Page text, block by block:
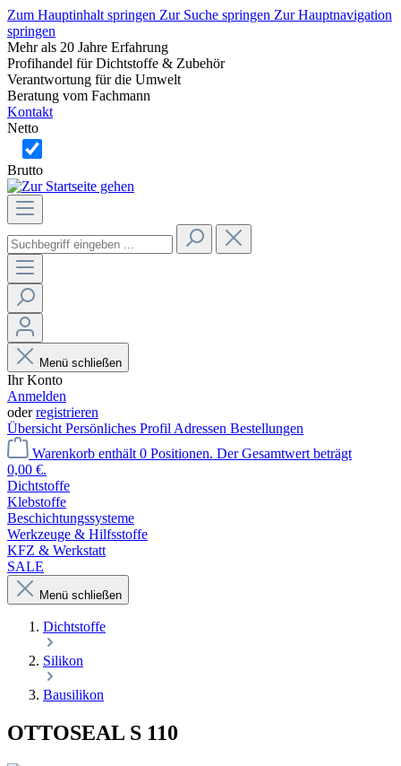
Zum Hauptinhalt springen Zur Suche springen Zur Hauptnavigation
springen
Mehr als 20 Jahre Erfahrung
Profihandel für Dichtstoffe & Zubehör
Verantwortung für die Umwelt
Beratung vom Fachmann
Kontakt
Netto
Brutto
Menü schließen
Ihr Konto
Anmelden
oderregistrieren
Übersicht Persönliches Profil Adressen Bestellungen
Warenkorb enthält 0 Positionen. Der Gesamtwert beträgt
0,00 €.
Dichtstoffe
Klebstoffe
Beschichtungssysteme
Werkzeuge & Hilfsstoffe
KFZ & Werkstatt
SALE
Menü schließen
Dichtstoffe
Silikon
Bausilikon
OTTOSEAL S 110